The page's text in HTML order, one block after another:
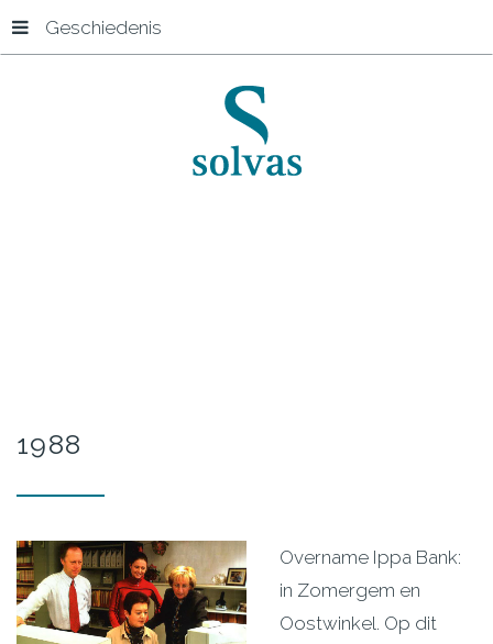
Geschiedenis
1988
Overname Ippa Bank:
in Zomergem en
Oostwinkel. Op dit